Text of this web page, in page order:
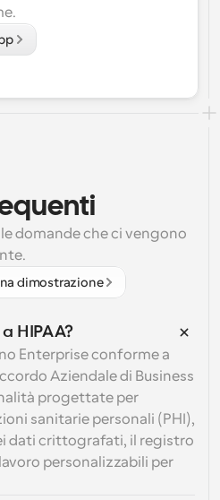
domande che ci vengono
dimostrazione
HIPAA?
Enterprise conforme a
Aziendale di Business
progettate per
sanitarie personali (PHI),
dati crittografati, il registro
personalizzabili per